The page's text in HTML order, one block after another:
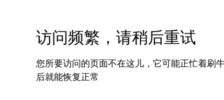
访问频繁，请稍后重试
您所要访问的页面不在这儿，它可能正忙着刷
后就能恢复正常